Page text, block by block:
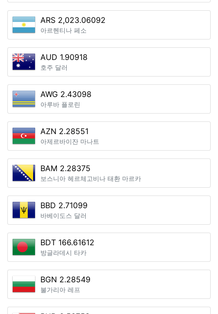
ARS 2,023.06092
아르헨티나 페소
AUD 1.90918
호주 달러
AWG 2.43098
아루바 플로린
AZN 2.28551
아제르바이잔 마나트
BAM 2.28375
보스니아 헤르체고비나 태환 마르카
BBD 2.71099
바베이도스 달러
BDT 166.61612
방글라데시 타카
BGN 2.28549
불가리아 레프